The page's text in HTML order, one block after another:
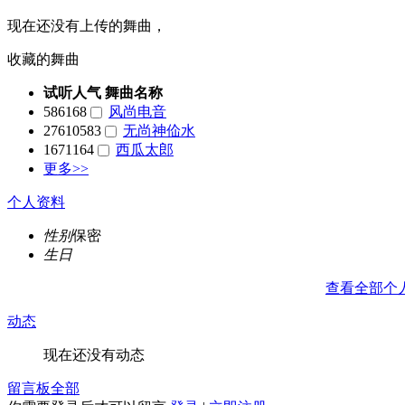
现在还没有上传的舞曲，
收藏的舞曲
试听人气 舞曲名称
586168
风尚电音
27610583
无尚神佡水
1671164
西瓜太郎
更多>>
个人资料
性别保密
生日
查看全部个
动态
现在还没有动态
留言板全部